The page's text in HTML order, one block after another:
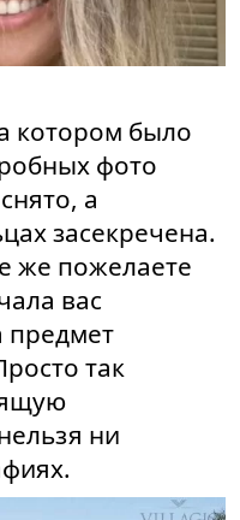
котором было
фото
а
засекречена.
же пожелаете
вас
предмет
так
ни